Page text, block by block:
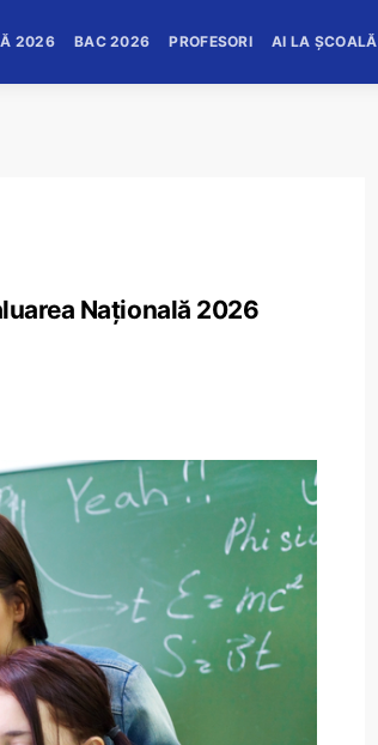
2026 BAC 2026 PROFESORI AI LA ȘCOALĂ
Națională 2026